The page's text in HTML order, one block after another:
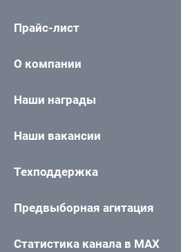
Прайс-лист
О компании
Наши награды
Наши вакансии
Техподдержка
Предвыборная агитация
Статистика канала в MAX